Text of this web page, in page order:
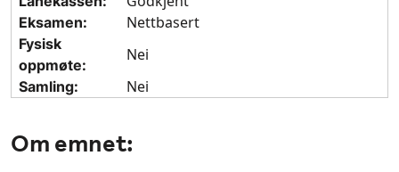
Eksamen: Nettbasert
Fysisk
oppmøte:
Nei
Samling: Nei
Om emnet: